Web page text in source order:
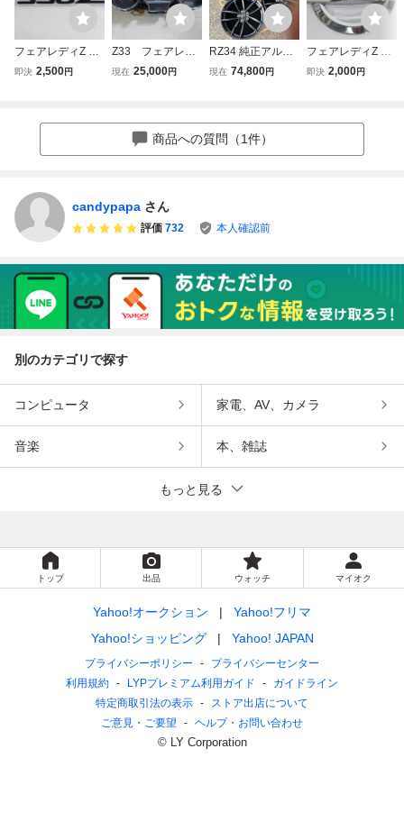
フェアレディZ エ
ンブレム 日産 350
即決 2,500円
Z33 フェアレデ
ィZ 260km/hメ
現在 25,000円
RZ34 純正アルミ
RAYS製 鍛造 4枚
Z33 Z34 フェアレ
ディZ JDM
現在 74,800円
フェアレディZ エ
ンブレム 日産 350
即決 2,000円
商品への質問（1件）
candypapa さん
評価 732 本人確認前
別のカテゴリで探す
コンピュータ 家電、AV、カメラ
音楽 本、雑誌
もっと見る
トップ 出品 ウォッチ マイオク
Yahoo!オークション
Yahoo!フリマ
Yahoo!ショッピング
Yahoo! JAPAN
プライバシーポリシー
プライバシーセンター
利用規約
LYPプレミアム利用ガイド
ガイドライン
特定商取引法の表示
ストア出店について
ご意見・ご要望
ヘルプ・お問い合わせ
© LY Corporation